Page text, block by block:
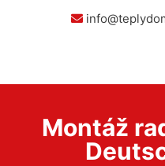
Montáž